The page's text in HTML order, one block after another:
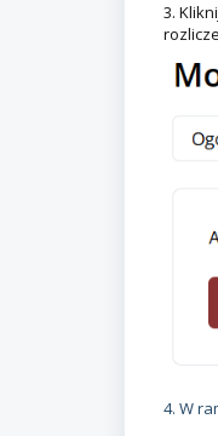
3.
4. W